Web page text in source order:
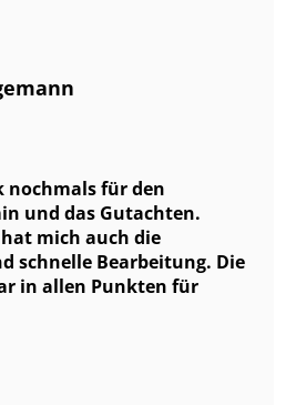
nochmals für den
und das Gutachten.
mich auch die
schnelle Bearbeitung. Die
in allen Punkten für